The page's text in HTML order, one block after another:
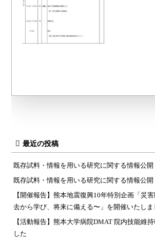
最近の投稿
既存試料・情報を用いる研究に関する情報公開
既存試料・情報を用いる研究に関する情報公開
【開催報告】熊本地震復興10年特別企画「災
去から学び、将来に備える〜」を開催いたしま
【活動報告】熊本大学病院DMAT 院内技能維
した